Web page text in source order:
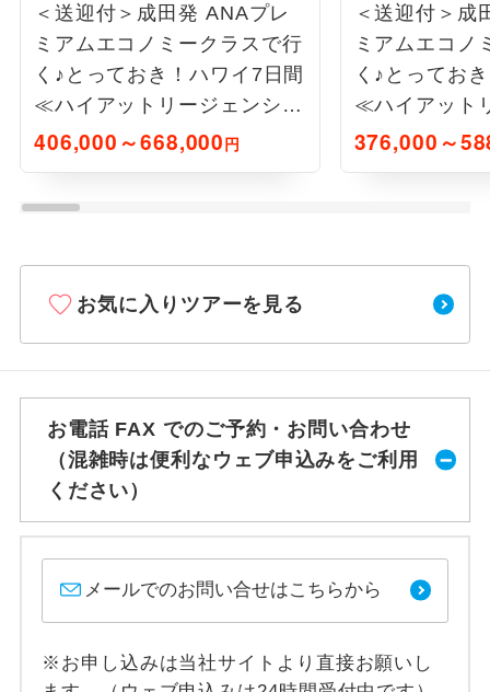
＜送迎付＞成田発 ANAプレ
ミアムエコノミークラスで行
く♪とっておき！ハワイ7日間
≪ハイアットリージェンシー
ワイキキ滞在≫
406,000～668,000円
＜送迎付＞成
ミアムエコノ
く♪とってお
≪ハイアット
ワイキキ滞在
376,000～
お気に入りツアーを見る
お電話 FAX でのご予約・お問い合わせ
（混雑時は便利なウェブ申込みをご利用
ください）
メールでのお問い合せはこちらから
※お申し込みは当社サイトより直接お願いし